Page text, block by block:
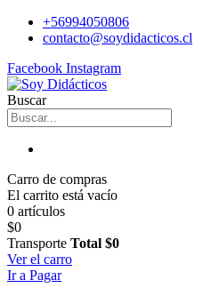
+56994050806
contacto@soydidacticos.cl
Facebook Instagram
Buscar
Carro de compras
El carrito está vacío
0 artículos
$0
Transporte Total $0
Ver el carro
Ir a Pagar